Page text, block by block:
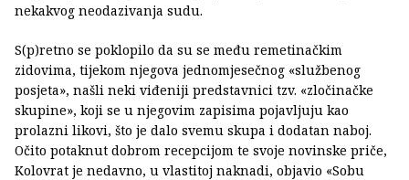
nekakvog neodazivanja sudu.
S(p)retno se poklopilo da su se među remetinačkim
zidovima, tijekom njegova jednomjesečnog «službenog
posjeta», našli neki viđeniji predstavnici tzv. «zločinačke
skupine», koji se u njegovim zapisima pojavljuju kao
prolazni likovi, što je dalo svemu skupa i dodatan naboj.
Očito potaknut dobrom recepcijom te svoje novinske priče,
Kolovrat je nedavno, u vlastitoj naknadi, objavio «Sobu